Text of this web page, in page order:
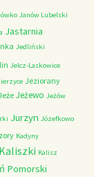
Janów Lubelski
Jastarnia
Jedliński
Jelcz-Laskowice
Jeziorany
Jeżewo Jeżów
Jurzyn Józefkowo
Kadyny
Kaliszki Kalisz
Pomorski